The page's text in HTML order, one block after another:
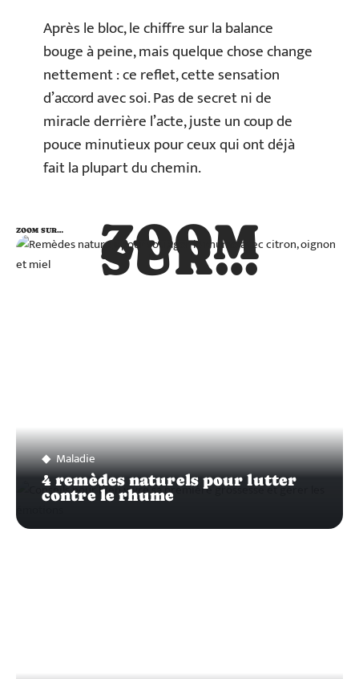
Après le bloc, le chiffre sur la balance
bouge à peine, mais quelque chose change
nettement : ce reflet, cette sensation
d’accord avec soi. Pas de secret ni de
miracle derrière l’acte, juste un coup de
pouce minutieux pour ceux qui ont déjà
fait la plupart du chemin.
ZOOM
SUR…
ZOOM SUR…
Maladie
4 remèdes naturels pour lutter
contre le rhume